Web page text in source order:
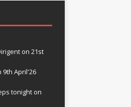
on 21st
9th April'26
tonighton